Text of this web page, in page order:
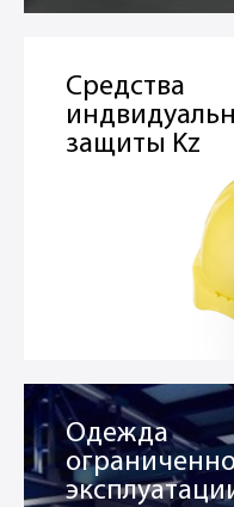
Средства
защиты Kz
Одежда